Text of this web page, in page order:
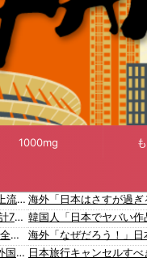
1000mg
中国「台風接近！」台風13号「三峡直撃予測」中国「上流大洪水！（三峡上流」中国都市「8/5の映像（動画」三峡ダム「緊急放流（決壊危機」中国「下流大水害（震え声」→
韓国人インフルエンサー(49)、日本で次々と車に衝突 計7台巻き込み 八王子
中国とロシア海軍艦艇4隻が日本列島を一周…防衛省が全航路を公開！
「あきれてモノが言えない」「国を維持できるの？」外国人の永住許可要件の厳格化で在日中国人の本音は？